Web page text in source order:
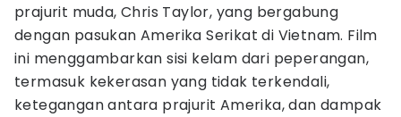
prajurit muda, Chris Taylor, yang bergabung
dengan pasukan Amerika Serikat di Vietnam. Film
ini menggambarkan sisi kelam dari peperangan,
termasuk kekerasan yang tidak terkendali,
ketegangan antara prajurit Amerika, dan dampak